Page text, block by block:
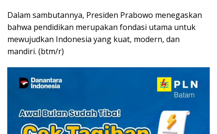
Dalam sambutannya, Presiden Prabowo menegaskan
bahwa pendidikan merupakan fondasi utama untuk
mewujudkan Indonesia yang kuat, modern, dan
mandiri. (btm/r)